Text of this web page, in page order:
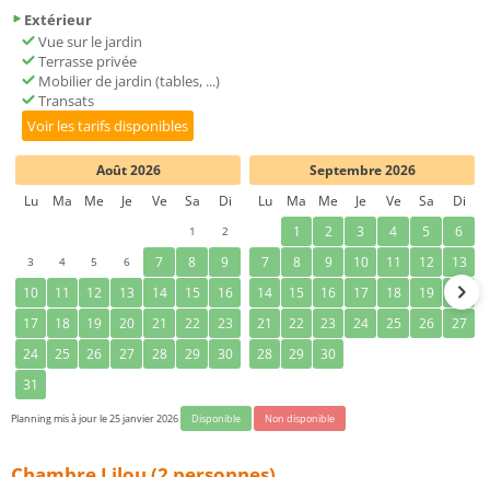
Extérieur
Vue sur le jardin
Terrasse privée
Mobilier de jardin (tables, ...)
Transats
Voir les tarifs disponibles
Août 2026
Lu
Ma Me Je Ve Sa Di
1
2
3
4 5 6 7 8
9
10
11 12 13 14 15
16
17
18 19 20 21 22
23
24
25 26 27 28 29
30
31
Septembre 2026
Lu
Ma Me Je Ve Sa
Di
1
2 3 4 5
6
7
8 9 10 11 12
13
14
15 16 17 18 19
20
21
22 23 24 25 26
27
28
29 30
Planning mis à jour le 25 janvier 2026 Disponible Non disponible